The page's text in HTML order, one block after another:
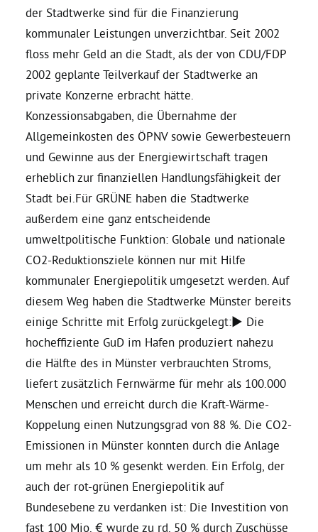
der Stadtwerke sind für die Finanzierung
kommunaler Leistungen unverzichtbar. Seit 2002
floss mehr Geld an die Stadt, als der von CDU/FDP
2002 geplante Teilverkauf der Stadtwerke an
private Konzerne erbracht hätte.
Konzessionsabgaben, die Übernahme der
Allgemeinkosten des ÖPNV sowie Gewerbesteuern
und Gewinne aus der Energiewirtschaft tragen
erheblich zur finanziellen Handlungsfähigkeit der
Stadt bei.Für GRÜNE haben die Stadtwerke
außerdem eine ganz entscheidende
umweltpolitische Funktion: Globale und nationale
CO2-Reduktionsziele können nur mit Hilfe
kommunaler Energiepolitik umgesetzt werden. Auf
diesem Weg haben die Stadtwerke Münster bereits
einige Schritte mit Erfolg zurückgelegt:► Die
hocheffiziente GuD im Hafen produziert nahezu
die Hälfte des in Münster verbrauchten Stroms,
liefert zusätzlich Fernwärme für mehr als 100.000
Menschen und erreicht durch die Kraft-Wärme-
Koppelung einen Nutzungsgrad von 88 %. Die CO2-
Emissionen in Münster konnten durch die Anlage
um mehr als 10 % gesenkt werden. Ein Erfolg, der
auch der rot-grünen Energiepolitik auf
Bundesebene zu verdanken ist: Die Investition von
fast 100 Mio. € wurde zu rd. 50 % durch Zuschüsse